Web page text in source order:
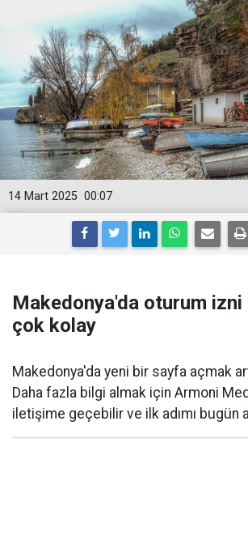
00:07
14 Mart 2025
Makedonya'da oturum izni
çok kolay
Makedonya'da yeni bir sayfa açmak
Daha fazla bilgi almak için Armoni
iletişime geçebilir ve ilk adımı bugün